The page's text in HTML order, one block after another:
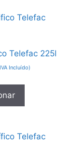
Telefac 225l
Incluído)